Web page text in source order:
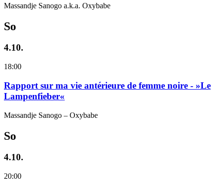
Massandje Sanogo a.k.a. Oxybabe
So
4.10.
18:00
Rapport sur ma vie antérieure de femme noire - »Le
Lampenfieber«
Massandje Sanogo – Oxybabe
So
4.10.
20:00